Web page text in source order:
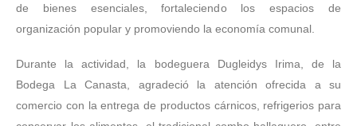
de bienes esenciales, fortaleciendo los espacios de
organización popular y promoviendo la economía comunal.
Durante la actividad, la bodeguera Dugleidys Irima, de la
Bodega La Canasta, agradeció la atención ofrecida a su
comercio con la entrega de productos cárnicos, refrigerios para